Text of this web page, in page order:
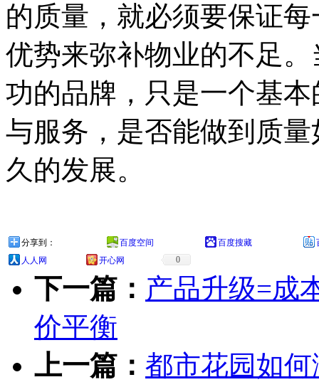
的质量，就必须要保证
优势来弥补物业的不足
功的品牌，只是一个基
与服务，是否能做到质
久的发展。
分享到： 百度空间 百度搜藏
人人网
开心网 0
下一篇： 产品升级=成
价平衡
上一篇： 都市花园如